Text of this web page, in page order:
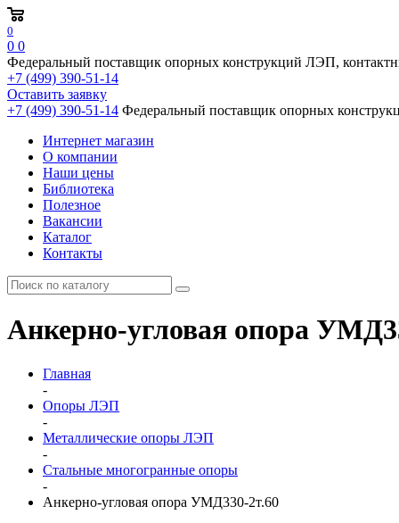
0
0 0
Федеральный поставщик опорных конструкций ЛЭП,
+7 (499) 390-51-14
Оставить заявку
+7 (499) 390-51-14 Федеральный поставщик опорных
Интернет магазин
О компании
Наши цены
Библиотека
Полезное
Вакансии
Каталог
Контакты
Анкерно-угловая опора
Главная
-
Опоры ЛЭП
-
Металлические опоры ЛЭП
-
Стальные многогранные опоры
-
Анкерно-угловая опора УМД330-2т.60